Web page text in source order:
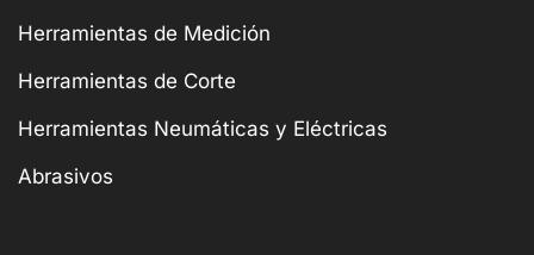
Herramientas de Medición
Herramientas de Corte
Herramientas Neumáticas y Eléctricas
Abrasivos